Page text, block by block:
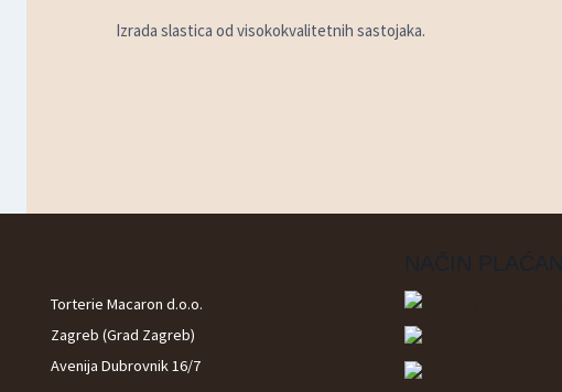
Izrada slastica od visokokvalitetnih sastojaka.
Torterie Macaron d.o.o.
Zagreb (Grad Zagreb)
Avenija Dubrovnik 16/7